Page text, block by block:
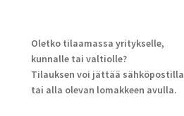
Oletko tilaamassa yritykselle,
kunnalle tai valtiolle?
Tilauksen voi jättää sähköpostilla
tai alla olevan lomakkeen avulla.